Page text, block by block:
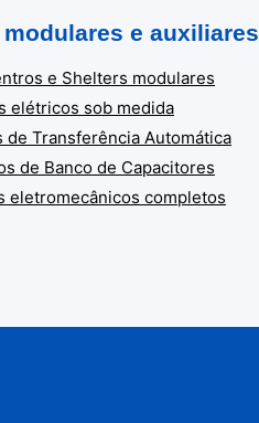
e auxiliares
e Shelters modulares
elétricos sob medida
de Transferência Automática
de Banco de Capacitores
eletromecânicos completos